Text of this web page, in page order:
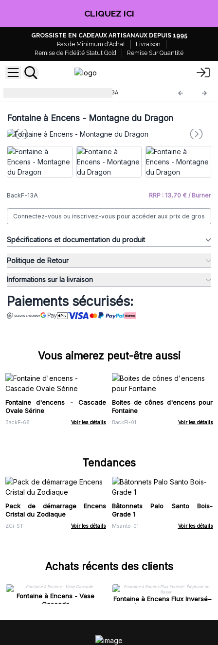
CLIQUEZ ICI
GROSSISTE EN CADEAUX ARTISANAUX DEPUIS 1995
Pas de Minimum d'Achat
Livraison
Remise de Fidélité Statut Gold
Remise Sur Quantité
BackF-13A
Fontaine à Encens - Montagne du Dragon
BackF-13A RRP : 13,70 € / Burner
Connectez-vous ou inscrivez-vous pour accéder aux prix de gros
Spécifications et documentation du produit
Politique de Retour
Informations sur la livraison
Paiements sécurisés:
Vous aimerez peut-être aussi
Fontaine d'encens - Cascade
Ovale Sérine
BackF-68 Voir les détails
Boites de cônes d'encens pour
Fontaine
BackFI-01 Voir les détails
Tendances
Pack de démarrage Encens
Cristal du Zodiaque
ZCi-ST Voir les détails
Bâtonnets Palo Santo Bois-
Grade 1
Msanto-01 Voir les détails
Achats récents des clients
Fontaine à Encens - Vase
Cascade
Fontaine à Encens Flux Inversé–